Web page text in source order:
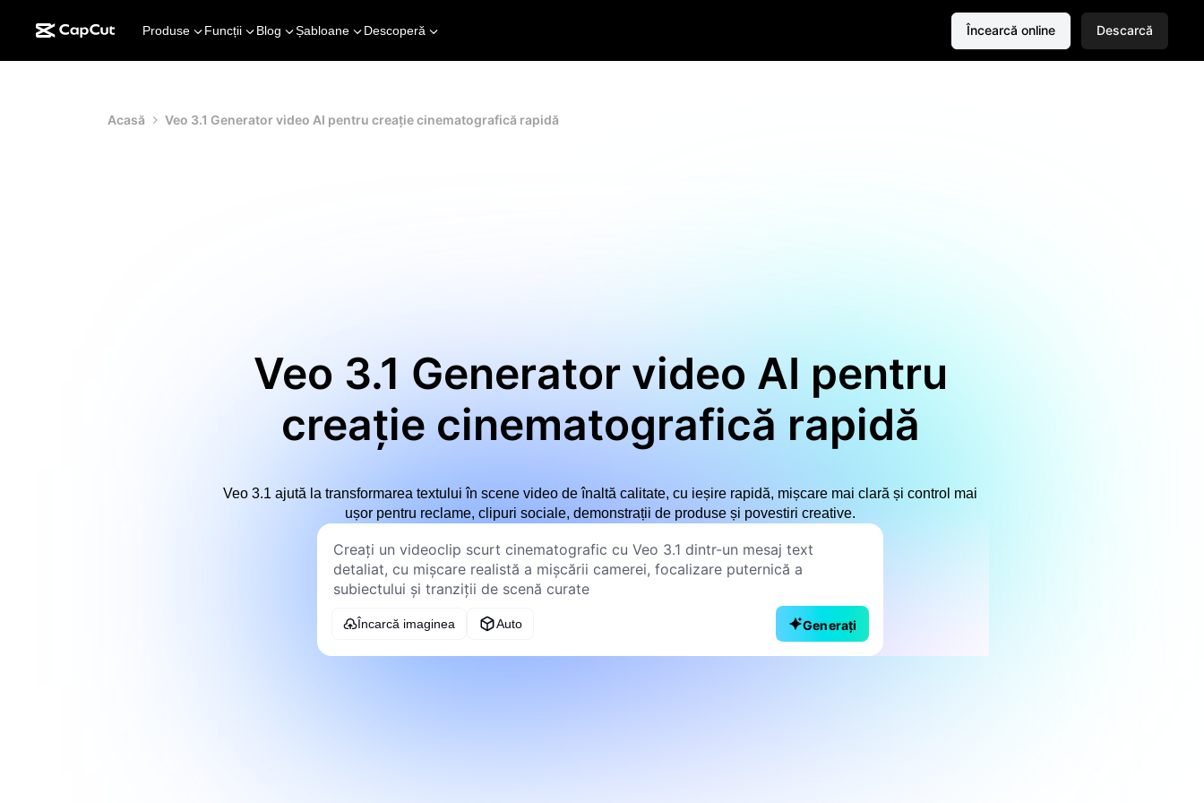
Produse Funcții Blog Șabloane Descoperă Încearcă online Descarcă
Acasă Veo 3.1 Generator video AI pentru creație cinematografică rapidă
Veo 3.1 Generator video AI pentru
creație cinematografică rapidă
Veo 3.1 ajută la transformarea textului în scene video de înaltă calitate, cu ieșire rapidă, mișcare mai clară și control mai
ușor pentru reclame, clipuri sociale, demonstrații de produse și povestiri creative.
Încarcă imaginea Auto Generați